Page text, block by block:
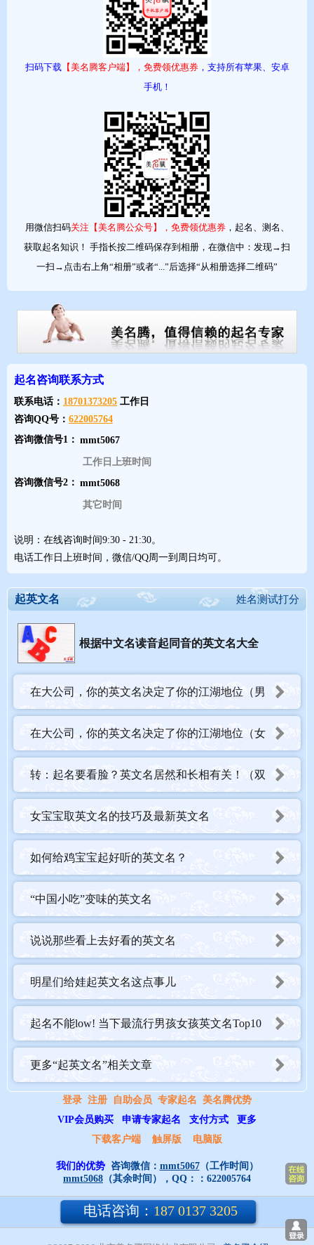
颜值都不错，外表都算精致，内心都住着小公主，工作认真，非常
低调的传播八卦，对外界事物表现的漠不关心其实都是假象。
Ayuki/Akira/yuki：
短发，二次元，小眼睛，颜值可以忽略。很宅很窄。动漫达人。
中长发，外表精致，爱打扮，工作没什么上进心，谈恋爱高手。
Anita都很干练，大多是小个子，至少也是个高级经理。短发干练
型，当老婆非常舒心，只会赚钱不花钱。
Ada：
- B开头的女生英文名 -
Brenda：
短发、短发、短发，专业、专业、专业，男孩子气超重的女生，爱
生活，爱运动。
说丑女你会打我吧，不仅卖相一般，还喜欢搞是非，搞小团体高
Bonnie：
爱美，爱漂亮，公关职位超多Bonnie, 心机略重。
- C开头的女生英文名 -
Cissy/Cici：
小巧型女生，可爱，很多面，工作和生活完全不是一个状态。内心
住着逗逼。
Cherry：
非常高频的女名，她们性格开朗，自然大方，没什么上进心，很少
做到高层。
Claire：
又是一个非常高频的女名，非常容易重名，超多女孩叫Claie, 有事
业心，企图心，雷厉风行。都比较瘦。颜值不高的也会打扮。
Cecilia：
身体都不错，都比较健硕，这是个出大咖的名字，大气，沉稳，有
发展。职业女性的名字。
Carrie：
爽快，明朗，没有公主病，做事情比较麻利，可以很疯，可以很
静，是很做好朋友。
Coco你懂的，超爱美，最有网红倾向的的女生，没心机，大咧咧。
扫码下载【美名腾客户端】，免费领优惠券，支持所有苹果、安卓
手机！
用微信扫码关注【美名腾公众号】，免费领优惠券，起名、测名、
获取起名知识！ 手指长按二维码保存到相册，在微信中：发现→扫
一扫→点击右上角“相册”或者“...”后选择“从相册选择二维码”
起名咨询联系方式
联系电话： 18701373205 工作日
咨询QQ号： 622005764
咨询微信号1：
工作日上班时间
咨询微信号2：
其它时间
说明：在线咨询时间9:30 - 21:30。
电话工作日上班时间，微信/QQ周一到周日均可。
姓名测试打分
起英文名
根据中文名读音起同音的英文名大全
在大公司，你的英文名决定了你的江湖地位（男
生篇大全）
在大公司，你的英文名决定了你的江湖地位（女
生篇大全）
转：起名要看脸？英文名居然和长相有关！（双
语）
女宝宝取英文名的技巧及最新英文名
如何给鸡宝宝起好听的英文名？
“中国小吃”变味的英文名
说说那些看上去好看的英文名
明星们给娃起英文名这点事儿
起名不能low! 当下最流行男孩女孩英文名Top10
更多“起英文名”相关文章
登录 注册 自助会员 专家起名 美名腾优势
VIP会员购买
申请专家起名 支付方式
更多
下载客户端
触屏版 电脑版
我们的优势 咨询微信： mmt5067（工作时间）
mmt5068 （其余时间），QQ：： 622005764
电话咨询： 187 0137 3205